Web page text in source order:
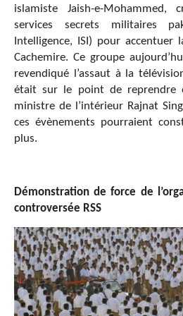
islamiste Jaish-e-
services secrets militaires
Intelligence, ISI) pour accentuer
Cachemire. Ce groupe
revendiqué l’assaut à la
était sur le point de reprendre
ministre de l’intérieur Rajnat
ces évènements pourraient
plus.
Démonstration de force de
controversée RSS